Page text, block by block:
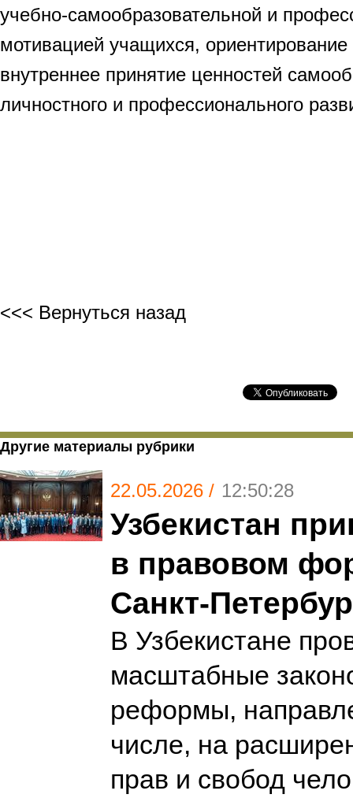
учебно-самообразовательной и
мотивацией учащихся, ориентирование
внутреннее принятие ценностей
личностного и профессионального
<<< Вернуться назад
Другие материалы рубрики
22.05.2026 / 12:50:28
Узбекистан
в правовом
Санкт-
В Узбекистане
масштабные
реформы,
числе, на
прав и свобод